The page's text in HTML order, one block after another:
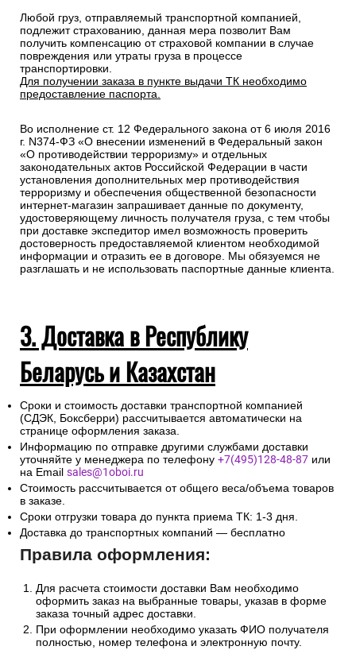
Любой груз, отправляемый транспортной компанией,
подлежит страхованию, данная мера позволит Вам
получить компенсацию от страховой компании в случае
повреждения или утраты груза в процессе
транспортировки.
Для получении заказа в пункте выдачи ТК необходимо
предоставление паспорта.
Во исполнение ст. 12 Федерального закона от 6 июля 2016
г. N374-ФЗ «О внесении изменений в Федеральный закон
«О противодействии терроризму» и отдельных
законодательных актов Российской Федерации в части
установления дополнительных мер противодействия
терроризму и обеспечения общественной безопасности
интернет-магазин запрашивает данные по документу,
удостоверяющему личность получателя груза, с тем чтобы
при доставке экспедитор имел возможность проверить
достоверность предоставляемой клиентом необходимой
информации и отразить ее в договоре. Мы обязуемся не
разглашать и не использовать паспортные данные клиента.
3. Доставка в Республику
Беларусь и Казахстан
Сроки и стоимость доставки транспортной компанией
(СДЭК, Боксберри) рассчитывается автоматически на
странице оформления заказа.
Информацию по отправке другими службами доставки
уточняйте у менеджера по телефону +7(495)128-48-87 или
на Email sales@1oboi.ru
Стоимость рассчитывается от общего веса/объема товаров
в заказе.
Сроки отгрузки товара до пункта приема ТК: 1-3 дня.
Доставка до транспортных компаний — бесплатно
Правила оформления:
Для расчета стоимости доставки Вам необходимо
оформить заказ на выбранные товары, указав в форме
заказа точный адрес доставки.
При оформлении необходимо указать ФИО получателя
полностью, номер телефона и электронную почту.